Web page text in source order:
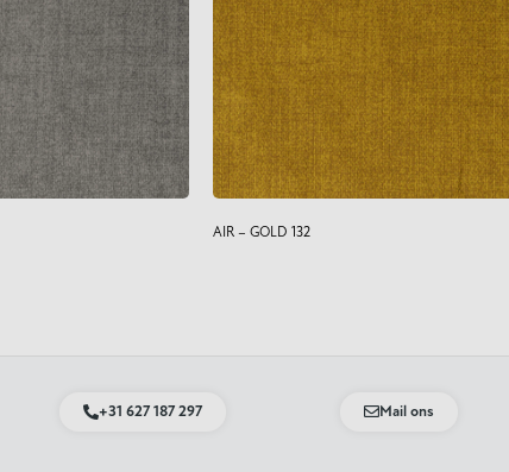
AIR – GOLD 132
+31 627 187 297 Mail ons